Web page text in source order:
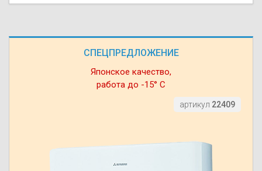
СПЕЦПРЕДЛОЖЕНИЕ
Японское качество,
работа до -15° С
артикул 22409